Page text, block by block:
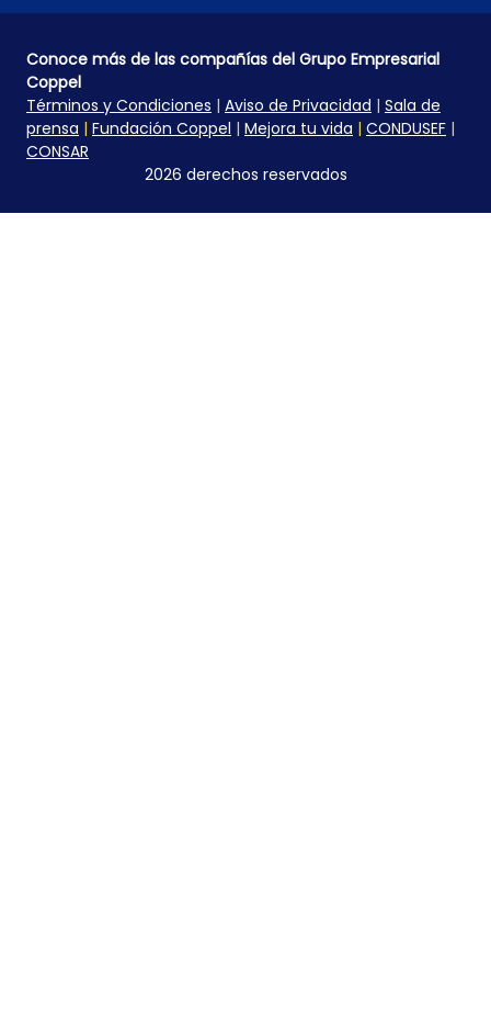
Conoce más de las compañías del Grupo Empresarial
Coppel
Términos y Condiciones | Aviso de Privacidad | Sala de
prensa | Fundación Coppel | Mejora tu vida | CONDUSEF |
CONSAR
2026 derechos reservados